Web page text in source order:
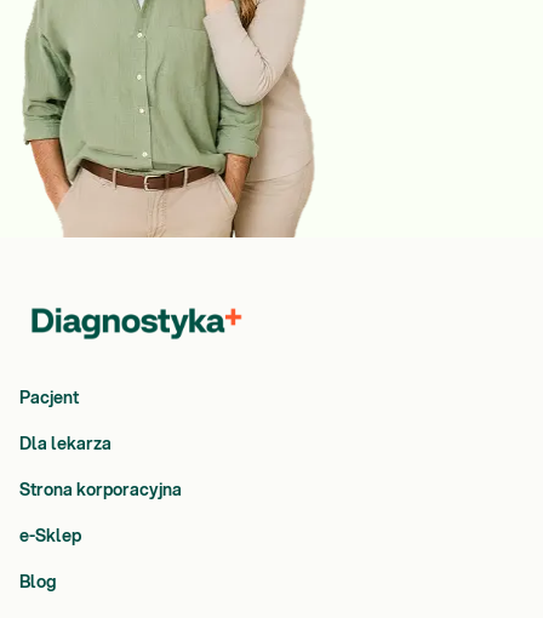
Pacjent
Dla lekarza
Strona korporacyjna
e-Sklep
Blog